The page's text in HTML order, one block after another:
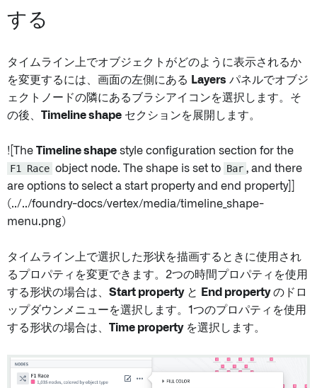
する
タイムライン上でオブジェクトがどのように表示されるか
を変更するには、画面の左側にある Layers パネルでオブジ
ェクトノードの隣にあるブラシアイコンを選択します。そ
の後、 Timeline shape セクションを展開します。
![The Timeline shape style configuration section for the
F1 Race object node. The shape is set to Bar , and there
are options to select a start property and end property]]
(../../foundry-docs/vertex/media/timeline_shape-
menu.png)
タイムライン上で選択した形状を描画するときに使用され
るプロパティを変更できます。2つの時間プロパティを使用
する形状の場合は、 Start propertyと End propertyのドロ
ップダウンメニューを選択します。1つのプロパティを使用
する形状の場合は、 Time propertyを選択します。